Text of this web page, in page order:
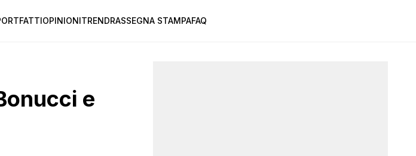
FATTIOPINIONITRENDRASSEGNA STAMPAFAQ
e